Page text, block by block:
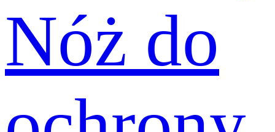
Nóż do